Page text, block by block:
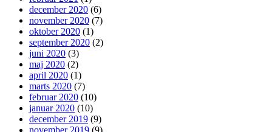
december 2020 (6)
november 2020 (7)
oktober 2020 (1)
september 2020 (2)
juni 2020 (3)
maj 2020 (2)
april 2020 (1)
marts 2020 (7)
februar 2020 (10)
januar 2020 (10)
december 2019 (9)
november 2019 (9)